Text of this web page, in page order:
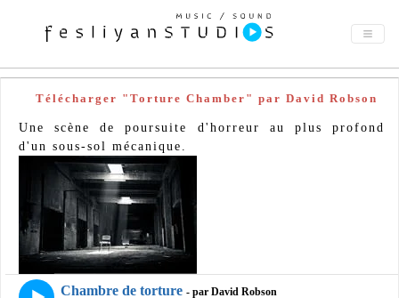
Télécharger "Torture Chamber" par David Robson
Une scène de poursuite d'horreur au plus profond
d'un sous-sol mécanique.
Chambre de torture - par David Robson